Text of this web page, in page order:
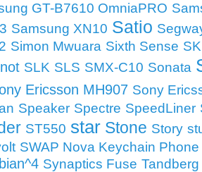
GT-B7610 OmniaPRO
Samsung XN10 Satio
Simon Mwuara Sixth Sense
SLK SLS SMX-C10 Sonata
Ericsson MH907 Sony
Speaker Spectre SpeedLiner
ST550 star Stone Story
SWAP Nova Keychain Phone
Synaptics Fuse Tandberg